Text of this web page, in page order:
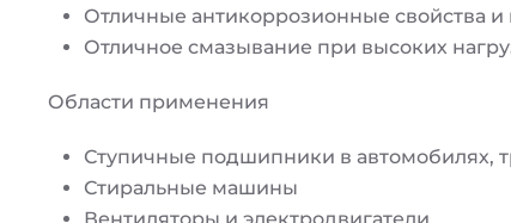
Отличные антикоррозионные свойства и
Отличное смазывание при высоких
Области применения
Ступичные подшипники в автомобилях,
Стиральные машины
Вентиляторы и электродвигатели